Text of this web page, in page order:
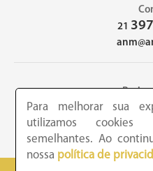
21
Redes
Para melhorar sua
utilizamos cookies
semelhantes. Ao
nossa política de